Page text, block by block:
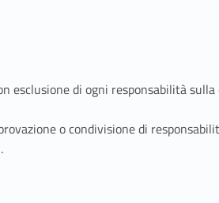
esclusione di ogni responsabilità
o condivisione di